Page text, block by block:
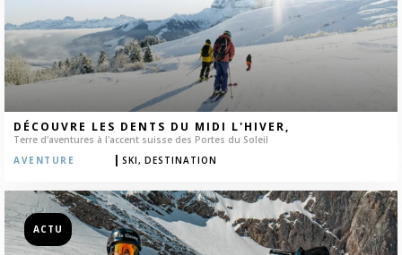
DÉCOUVRE LES DENTS DU MIDI L'HIVER,
Terre d'aventures à l'accent suisse des Portes du Soleil
AVENTURE
| SKI, DESTINATION
ACTU